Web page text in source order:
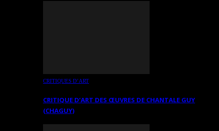
CRITIQUES D’ART
CRITIQUE D’ART DES ŒUVRES DE CHANTALE GUY
(CHAGUY)